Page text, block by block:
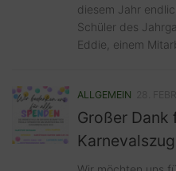
diesem Jahr
Schüler des
Eddie, einem
ALLGEMEIN
Großer Dank
Karnevalszug